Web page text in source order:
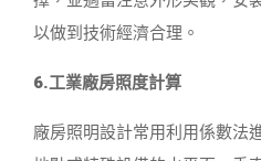
以做到技術經濟合理。
6.工業廠房照度計算
廠房照明設計常用利用係數法